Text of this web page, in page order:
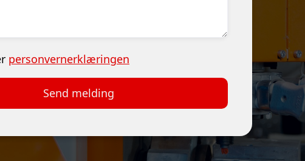
personvernerklæringen